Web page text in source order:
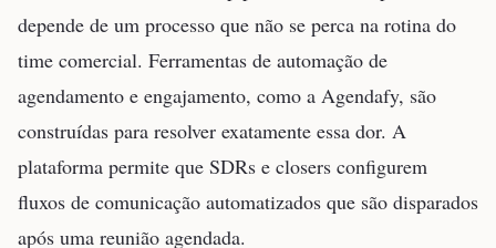
depende de um processo que não se perca na rotina do
time comercial. Ferramentas de automação de
agendamento e engajamento, como a Agendafy, são
construídas para resolver exatamente essa dor. A
plataforma permite que SDRs e closers configurem
fluxos de comunicação automatizados que são disparados
após uma reunião agendada.